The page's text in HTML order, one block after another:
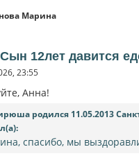
Марина
12лет давится
23:55
Анна!
родился 11.05.2013
спасибо, мы